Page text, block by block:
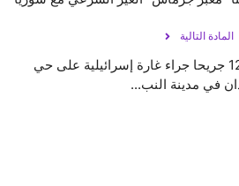
المادة التالية
وزارة الصحة اللبنانية: 12 جريحا جراء غارة إسرائيلية على حي
في مدينة النب...